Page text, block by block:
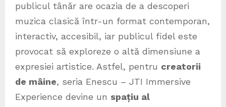
publicul tânăr are ocazia de a descoperi
muzica clasică într-un format contemporan,
interactiv, accesibil, iar publicul fidel este
provocat să exploreze o altă dimensiune a
expresiei artistice. Astfel, pentru creatorii
de mâine, seria Enescu – JTI Immersive
Experience devine un spațiu al